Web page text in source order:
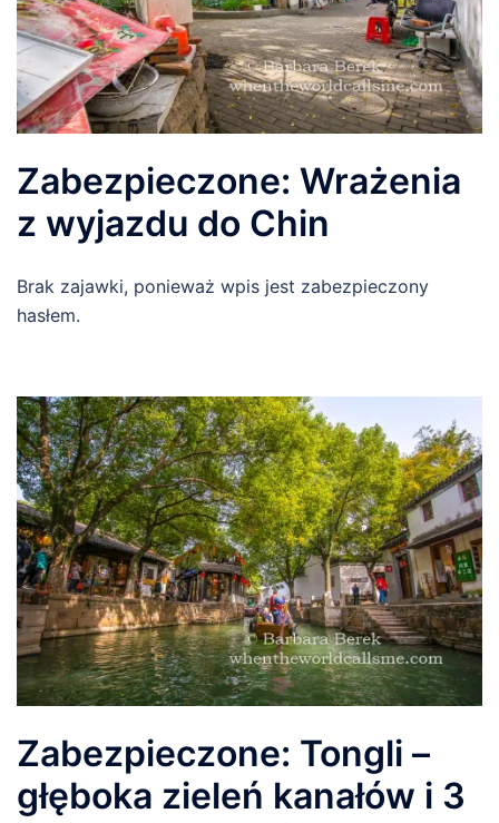
Zabezpieczone: Wrażenia
z wyjazdu do Chin
Brak zajawki, ponieważ wpis jest zabezpieczony
hasłem.
Zabezpieczone: Tongli –
głęboka zieleń kanałów i 3